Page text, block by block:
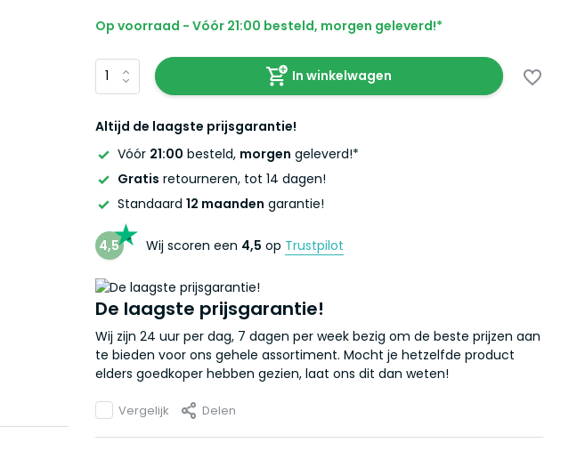
Op voorraad - Vóór 21:00 besteld, morgen geleverd!*
In winkelwagen
Altijd de laagste prijsgarantie!
Vóór 21:00 besteld, morgen geleverd!*
Gratis retourneren, tot 14 dagen!
Standaard 12 maanden garantie!
4,5 Wij scoren een 4,5 op Trustpilot
De laagste prijsgarantie!
Wij zijn 24 uur per dag, 7 dagen per week bezig om de beste prijzen aan
te bieden voor ons gehele assortiment. Mocht je hetzelfde product
elders goedkoper hebben gezien, laat ons dit dan weten!
Vergelijk Delen